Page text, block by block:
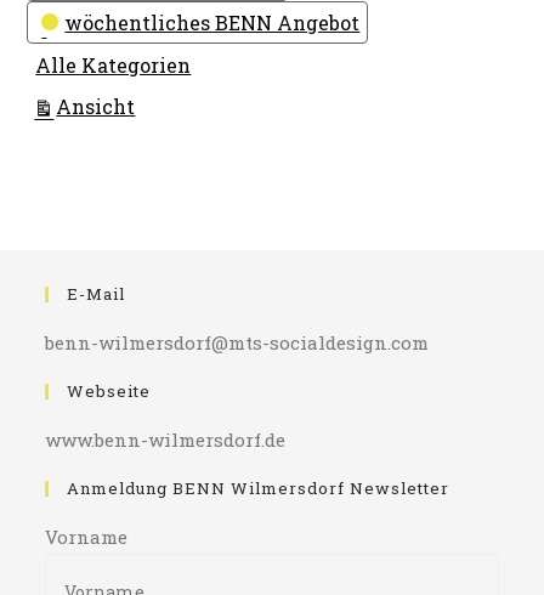
wöchentliches BENN Angebot
Alle Kategorien
Ansicht
E-Mail
benn-wilmersdorf@mts-socialdesign.com
Webseite
www.benn-wilmersdorf.de
Anmeldung BENN Wilmersdorf Newsletter
Vorname